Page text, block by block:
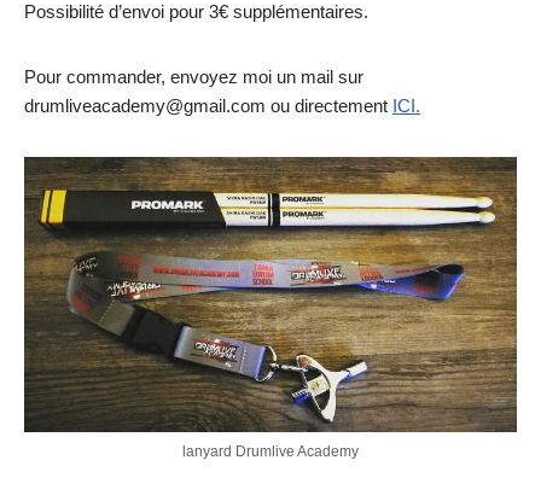
Possibilité d’envoi pour 3€ supplémentaires.
Pour commander, envoyez moi un mail sur
drumliveacademy@gmail.com ou directement ICI.
lanyard Drumlive Academy